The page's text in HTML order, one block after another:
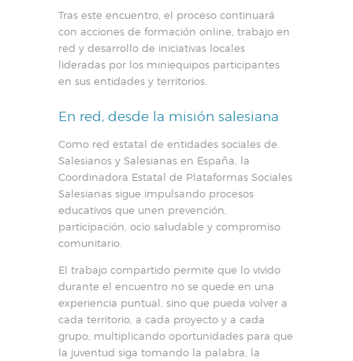
Tras este encuentro, el proceso continuará
con acciones de formación online, trabajo en
red y desarrollo de iniciativas locales
lideradas por los miniequipos participantes
en sus entidades y territorios.
En red, desde la misión salesiana
Como red estatal de entidades sociales de
Salesianos y Salesianas en España, la
Coordinadora Estatal de Plataformas Sociales
Salesianas sigue impulsando procesos
educativos que unen prevención,
participación, ocio saludable y compromiso
comunitario.
El trabajo compartido permite que lo vivido
durante el encuentro no se quede en una
experiencia puntual, sino que pueda volver a
cada territorio, a cada proyecto y a cada
grupo, multiplicando oportunidades para que
la juventud siga tomando la palabra, la